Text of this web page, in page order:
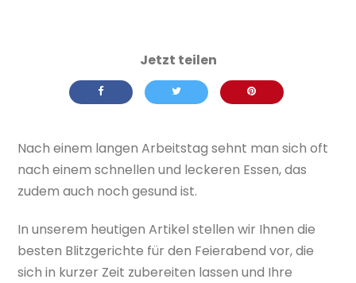
Nach einem langen Arbeitstag sehnt man sich oft
nach einem schnellen und leckeren Essen, das
zudem auch noch gesund ist.
In unserem heutigen Artikel stellen wir Ihnen die
besten Blitzgerichte für den Feierabend vor, die
sich in kurzer Zeit zubereiten lassen und Ihre